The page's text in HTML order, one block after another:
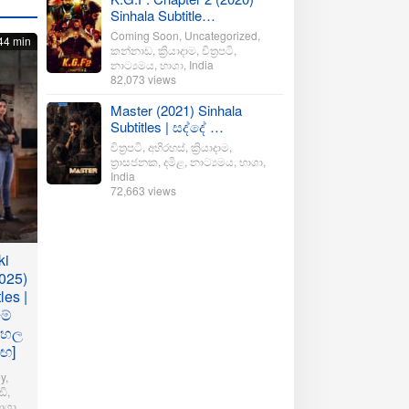
min
|
,
,
Sinhala Subtitle…
Coming Soon Uncategorized
කන්නාඩ ක්‍රියාදාම චිත්‍රපටි
නාට්‍යමය භාශා India
82,073 views
Master (2021) Sinhala
Subtitles | සද්දේ …
චිත්‍රපටි අභිරහස් ක්‍රියාදාම
ත්‍රාසජනක දමිළ නාට්‍යමය භාශා
India
72,663 views